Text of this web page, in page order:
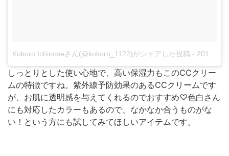
Kokoro Ichinoseさん(@kokoro_1122)がシェアした投稿 - 2016 6月 11 2:02午前 PDT
しっとりとした使い心地で、高い保湿力もこのCCクリー
ムの特徴ですね。紫外線予防効果のあるCCクリームです
が、お肌に透明感を与えてくれるのでおすすめ♡色白さん
にも対応したカラーもあるので、なかなか合うものがな
い！という方にも試してみてほしいアイテムです。